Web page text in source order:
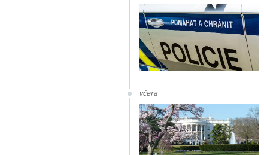
včera